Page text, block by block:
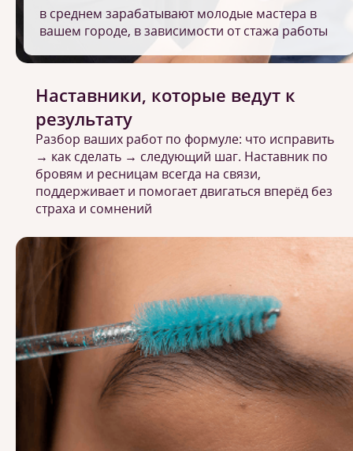
в среднем зарабатывают молодые мастера в
вашем городе, в зависимости от стажа работы
Наставники, которые ведут к
результату
Разбор ваших работ по формуле: что исправить
→ как сделать → следующий шаг. Наставник по
бровям и ресницам всегда на связи,
поддерживает и помогает двигаться вперёд без
страха и сомнений